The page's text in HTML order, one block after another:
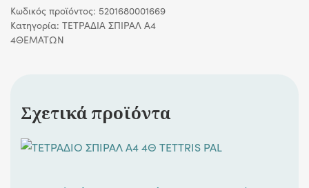
Κωδικός προϊόντος: 5201680001669
Κατηγορία: ΤΕΤΡΑΔΙΑ ΣΠΙΡΑΛ Α4
4ΘΕΜΑΤΩΝ
Σχετικά προϊόντα